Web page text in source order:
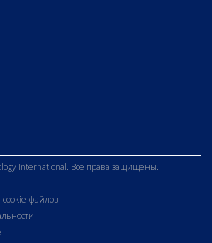
International. Все права защищены.
файлов